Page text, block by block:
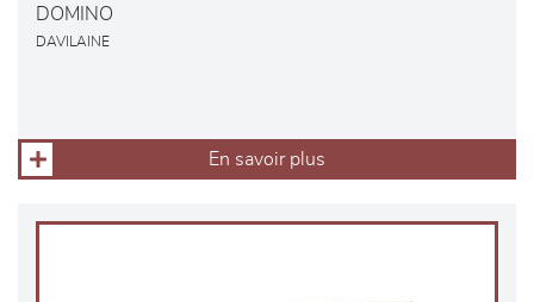
DOMINO
DAVILAINE
En savoir plus